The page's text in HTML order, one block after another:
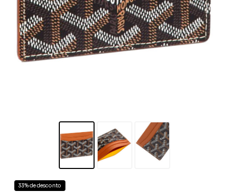
33% de desconto